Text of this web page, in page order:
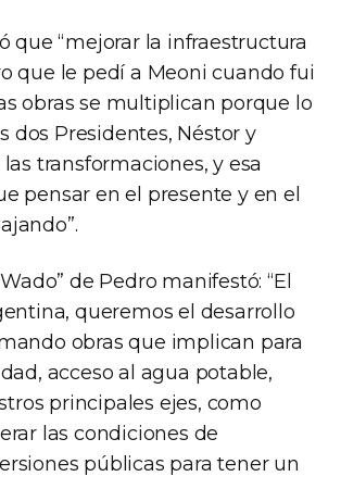
que “mejorar la infraestructura
que le pedí a Meoni cuando fui
obras se multiplican porque lo
dos Presidentes, Néstor y
transformaciones, y esa
pensar en el presente y en el
de Pedro manifestó: “El
queremos el desarrollo
obras que implican para
acceso al agua potable,
principales ejes, como
las condiciones de
públicas para tener un